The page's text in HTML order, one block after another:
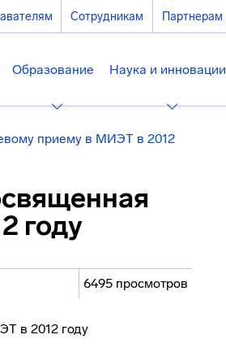
Сотрудникам Партнерам
Образование Наука и инновации
приему в МИЭТ в 2012
году
6495 просмотров